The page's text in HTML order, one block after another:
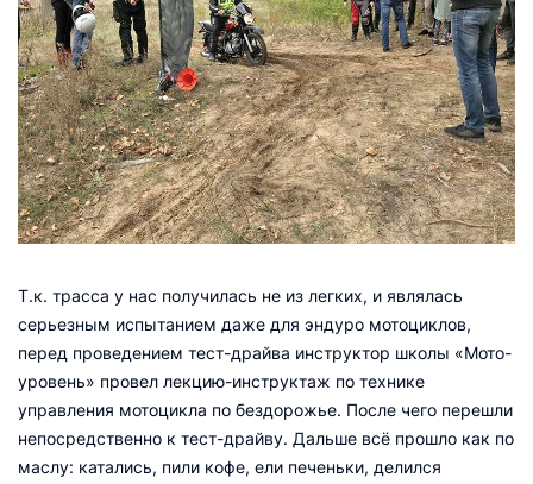
Т.к. трасса у нас получилась не из легких, и являлась
серьезным испытанием даже для эндуро мотоциклов,
перед проведением тест-драйва инструктор школы «Мото-
уровень» провел лекцию-инструктаж по технике
управления мотоцикла по бездорожье. После чего перешли
непосредственно к тест-драйву. Дальше всё прошло как по
маслу: катались, пили кофе, ели печеньки, делился